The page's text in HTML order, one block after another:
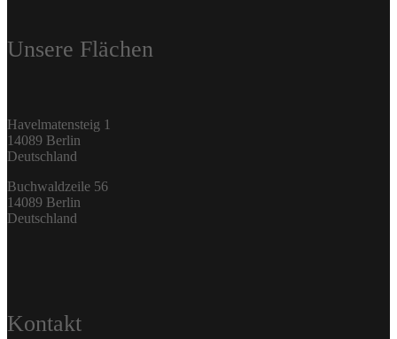
Unsere Flächen
Havelmatensteig 1
14089 Berlin
Deutschland
Buchwaldzeile 56
14089 Berlin
Deutschland
Kontakt